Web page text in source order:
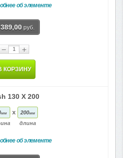
об элементе
389,00 руб.
− +
КОРЗИНУ
130 X 200
мм x 200мм
длина
об элементе